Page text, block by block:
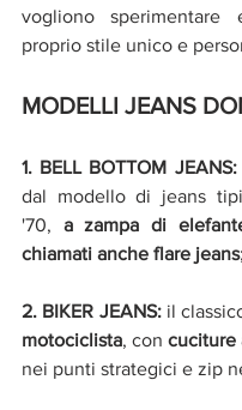
vogliono sperimentare
proprio stile unico e
MODELLI JEANS
1. BELL BOTTOM JEANS:
dal modello di jeans
'70, a zampa di
chiamati anche flare jeans
2. BIKER JEANS: il
motociclista, con cuciture
nei punti strategici e zip